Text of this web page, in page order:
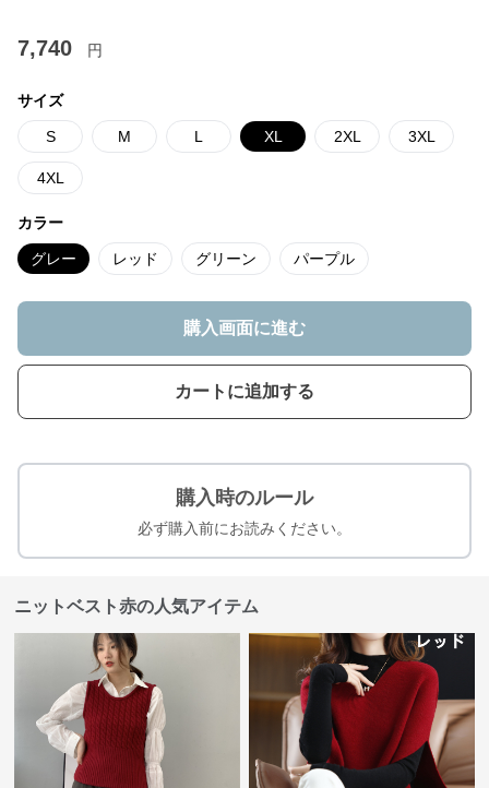
7,740 円
サイズ
S M L XL 2XL 3XL
4XL
カラー
グレー レッド グリーン パープル
購入画面に進む
カートに追加する
購入時のルール
必ず購入前にお読みください。
ニットベスト赤の人気アイテム